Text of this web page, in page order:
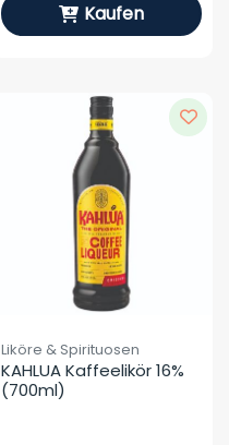
Kaufen
Liköre & Spirituosen
KAHLUA Kaffeelikör 16%
(700ml)